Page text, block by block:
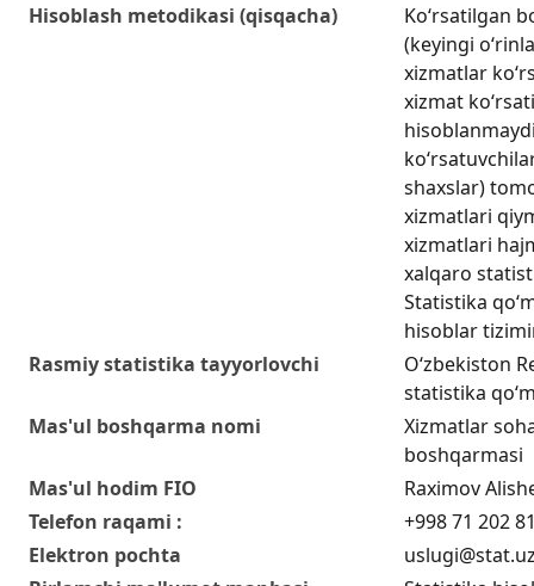
Hisoblash metodikasi (qisqacha)
Ko‘rsatilgan
(keyingi
xizmatlar
xizmat
shaxslar)
xizmatlari
xizmatlari
xalqaro
Statistika
hisoblar
Rasmiy statistika tayyorlovchi
O‘zbekiston
statistika
Mas'ul boshqarma nomi
Xizmatlar
boshqarmasi
Mas'ul hodim FIO
Raximov
Telefon raqami :
+998 71 202
Elektron pochta